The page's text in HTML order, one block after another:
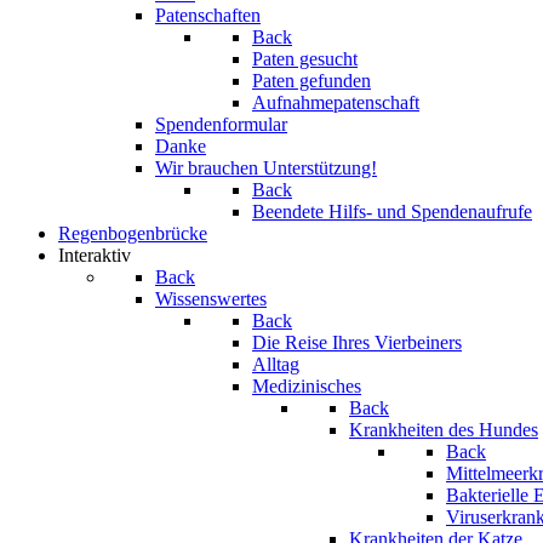
Patenschaften
Back
Paten gesucht
Paten gefunden
Aufnahmepatenschaft
Spendenformular
Danke
Wir brauchen Unterstützung!
Back
Beendete Hilfs- und Spendenaufrufe
Regenbogenbrücke
Interaktiv
Back
Wissenswertes
Back
Die Reise Ihres Vierbeiners
Alltag
Medizinisches
Back
Krankheiten des Hundes
Back
Bakterielle
Krankheiten der Katze